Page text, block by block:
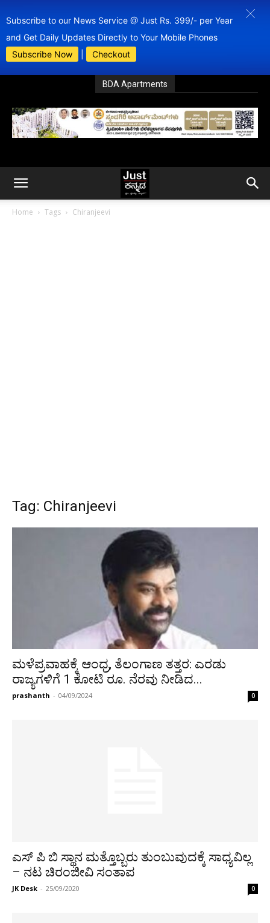
Subscribe to our News Service @ Just Rs. 399/- per Year
and Get Daily Updates Directly to Your Mobile Phones
Subscribe Now
Checkout
BDA Apartments
Home Tags Chiranjeevi
Tag: Chiranjeevi
ಮಳೆಪ್ರವಾಹಕ್ಕೆ ಆಂಧ್ರ, ತೆಲಂಗಾಣ ತತ್ತರ: ಎರಡು
ರಾಜ್ಯಗಳಿಗೆ 1 ಕೋಟಿ ರೂ. ನೆರವು ನೀಡಿದ...
prashanth - 04/09/2024 0
ಎಸ್ ಪಿ ಬಿ ಸ್ಥಾನ ಮತ್ತೊಬ್ಬರು ತುಂಬುವುದಕ್ಕೆ ಸಾಧ್ಯವಿಲ್ಲ
– ನಟ ಚಿರಂಜೀವಿ ಸಂತಾಪ
JK Desk - 25/09/2020 0